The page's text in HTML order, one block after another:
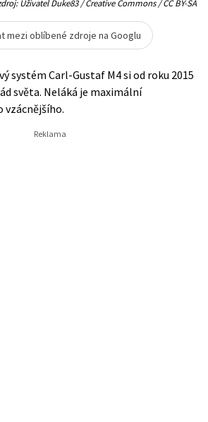
Uživatel Duke83 / Creative Commons / CC BY-SA
mezi oblíbené zdroje na Googlu
systém Carl-Gustaf M4 si od roku 2015
světa. Neláká je maximální
vzácnějšího.